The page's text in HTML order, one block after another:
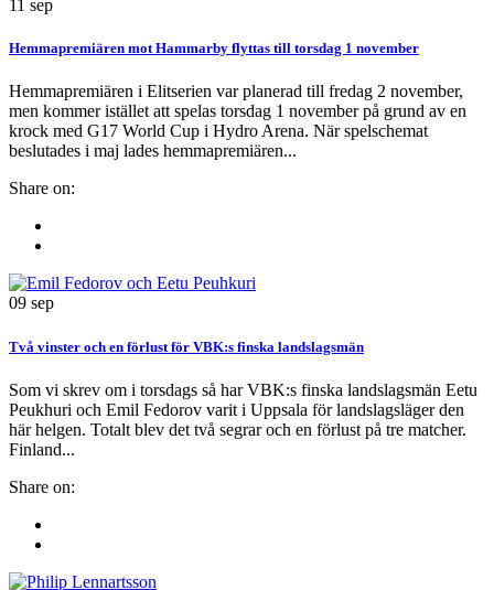
11 sep
Hemmapremiären mot Hammarby flyttas till torsdag 1 november
Hemmapremiären i Elitserien var planerad till fredag 2 november,
men kommer istället att spelas torsdag 1 november på grund av en
krock med G17 World Cup i Hydro Arena. När spelschemat
beslutades i maj lades hemmapremiären...
Share on:
09 sep
Två vinster och en förlust för VBK:s finska landslagsmän
Som vi skrev om i torsdags så har VBK:s finska landslagsmän Eetu
Peukhuri och Emil Fedorov varit i Uppsala för landslagsläger den
här helgen. Totalt blev det två segrar och en förlust på tre matcher.
Finland...
Share on: